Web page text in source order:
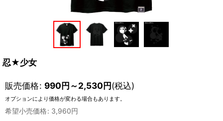
忍★少女
販売価格: 990円～2,530円(税込)
オプションにより価格が変わる場合もあります。
希望小売価格: 3,960円